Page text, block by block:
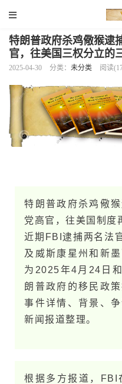
特朗普政府杀鸡儆猴逮
官，往美国三权分立的
2025-04-30 分类： 未分类 阅读
特朗普政府杀鸡儆
党高官，往美国制度
近期FBI逮捕两名法
及威斯康星州和新
为2025年4月24日
朗普政府的移民政
事件详情、背景、
新闻报道整理。
根据多方报道，FBI